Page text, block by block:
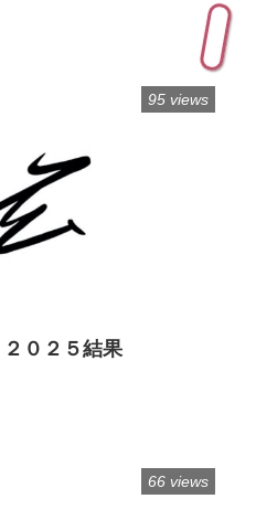
０２５結果
95 views
66 views